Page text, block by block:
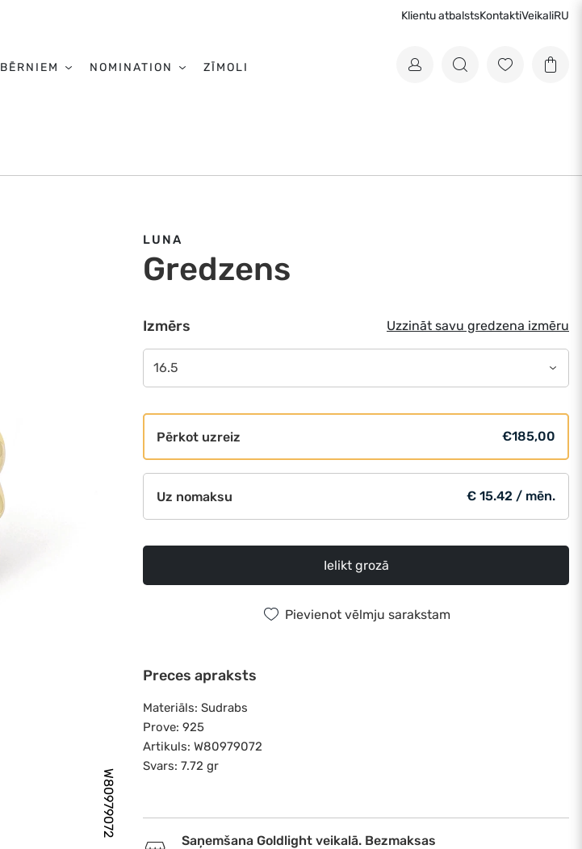
Klientu atbalstsKontaktiVeikaliRU
BĒRNIEM NOMINATION ZĪMOLI
W80979072
LUNA
Gredzens
Izmērs Uzzināt savu gredzena izmēru
16.5
Pērkot uzreiz €185,00
Uz nomaksu € 15.42 / mēn.
Ielikt grozā
Pievienot vēlmju sarakstam
Preces apraksts
Materiāls: Sudrabs
Prove: 925
Artikuls: W80979072
Svars: 7.72 gr
Saņemšana Goldlight veikalā. Bezmaksas